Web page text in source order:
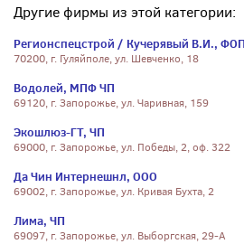
Другие фирмы из этой категории:
Регионспецстрой / Кучерявый В.И., ФОП
70200, г. Гуляйполе, ул. Шевченко, 18
Водолей, МПФ ЧП
69120, г. Запорожье, ул. Чаривная, 159
Экошлюз-ГТ, ЧП
69000, г. Запорожье, ул. Победы, 2, оф. 322
Да Чин Интернешнл, ООО
69002, г. Запорожье, ул. Кривая Бухта, 2
Лима, ЧП
69097, г. Запорожье, ул. Выборгская, 29-А